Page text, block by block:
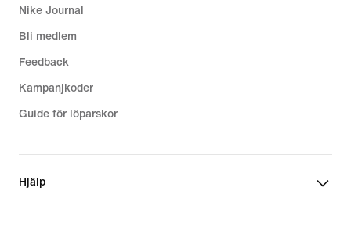
Nike Journal
Bli medlem
Feedback
Kampanjkoder
Guide för löparskor
Hjälp